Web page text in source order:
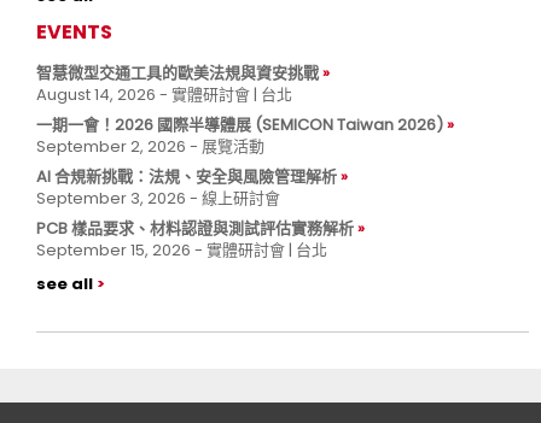
EVENTS
智慧微型交通工具的歐美法規與資安挑戰
August 14, 2026 - 實體研討會 | 台北
一期一會！2026 國際半導體展 (SEMICON Taiwan 2026)
September 2, 2026 - 展覽活動
AI 合規新挑戰：法規、安全與風險管理解析
September 3, 2026 - 線上研討會
PCB 樣品要求、材料認證與測試評估實務解析
September 15, 2026 - 實體研討會 | 台北
see all